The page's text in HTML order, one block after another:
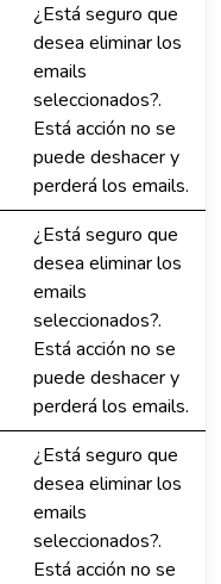
¿Está seguro que
desea eliminar los
emails
seleccionados?.
Está acción no se
puede deshacer y
perderá los emails.
¿Está seguro que
desea eliminar los
emails
seleccionados?.
Está acción no se
puede deshacer y
perderá los emails.
¿Está seguro que
desea eliminar los
emails
seleccionados?.
Está acción no se